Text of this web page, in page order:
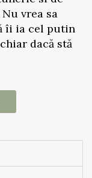
vrea sa
îi ia cel putin
dacă stă